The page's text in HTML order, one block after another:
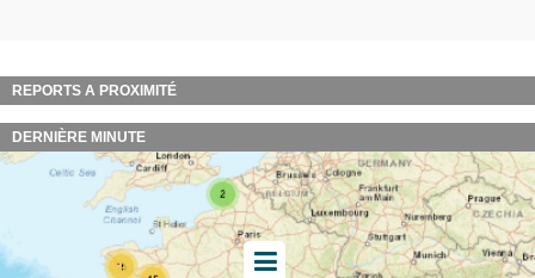
REPORTS A PROXIMITÉ
DERNIÈRE MINUTE